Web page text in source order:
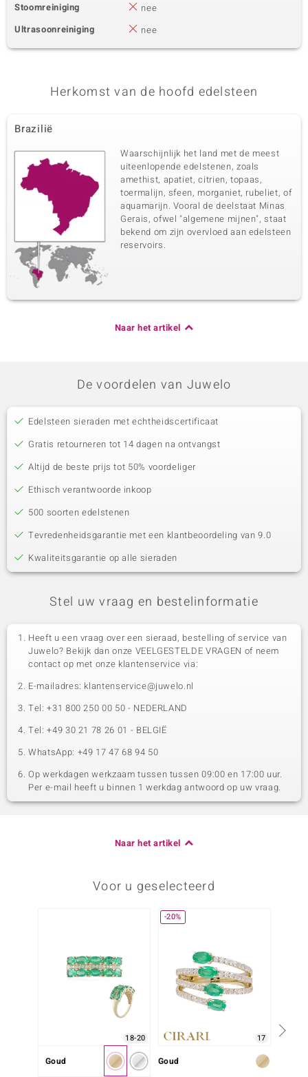
Stoomreiniging
nee
Ultrasoonreiniging
nee
Herkomst van de hoofd edelsteen
Brazilië
Waarschijnlijk het land met de meest
uiteenlopende edelstenen, zoals
amethist, apatiet, citrien, topaas,
toermalijn, sfeen, morganiet, rubeliet, of
aquamarijn. Vooral de deelstaat Minas
Gerais, ofwel "algemene mijnen", staat
bekend om zijn overvloed aan edelsteen
reservoirs.
Naar het artikel
De voordelen van Juwelo
Edelsteen sieraden met echtheidscertificaat
Gratis retourneren tot 14 dagen na ontvangst
Altijd de beste prijs tot 50% voordeliger
Ethisch verantwoorde inkoop
500 soorten edelstenen
Tevredenheidsgarantie met een klantbeoordeling van 9.0
Kwaliteitsgarantie op alle sieraden
Stel uw vraag en bestelinformatie
Heeft u een vraag over een sieraad, bestelling of service van
Juwelo? Bekijk dan onze VEELGESTELDE VRAGEN of neem
contact op met onze klantenservice via:
E-mailadres: klantenservice@juwelo.nl
Tel: +31 800 250 00 50 - NEDERLAND
Tel: +49 30 21 78 26 01 - BELGIË
WhatsApp: +49 17 47 68 94 50
Op werkdagen werkzaam tussen tussen 09:00 en 17:00 uur.
Per e-mail heeft u binnen 1 werkdag antwoord op uw vraag.
Naar het artikel
Voor u geselecteerd
18-20
Goud
-20%
17
Goud